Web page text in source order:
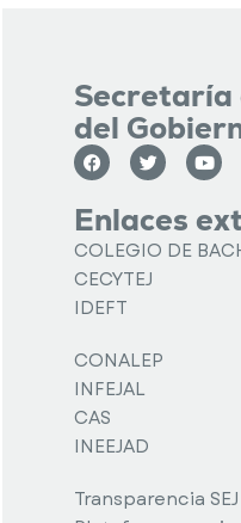
Secretaría
del
Enlaces
COLEGIO DE
CECYTEJ
IDEFT
CONALEP
INFEJAL
CAS
INEEJAD
Transparencia SEJ